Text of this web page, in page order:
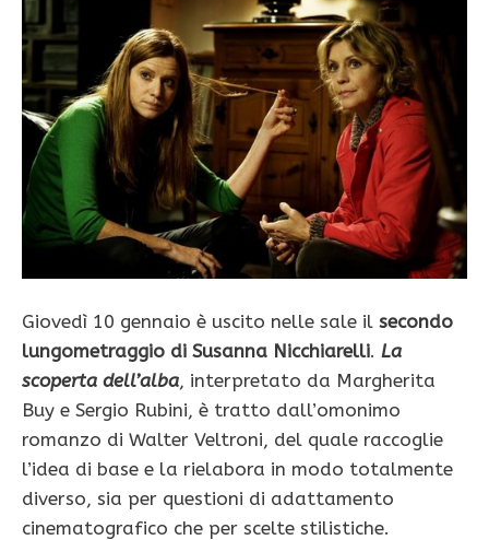
Giovedì 10 gennaio è uscito nelle sale il secondo
lungometraggio di Susanna Nicchiarelli. La
scoperta dell’alba, interpretato da Margherita
Buy e Sergio Rubini, è tratto dall’omonimo
romanzo di Walter Veltroni, del quale raccoglie
l’idea di base e la rielabora in modo totalmente
diverso, sia per questioni di adattamento
cinematografico che per scelte stilistiche.